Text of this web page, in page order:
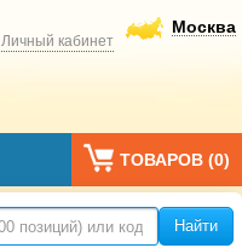
Москва
Личный кабинет
ТОВАРОВ (0)
Найти